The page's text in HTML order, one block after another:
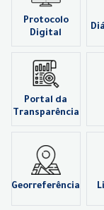
Protocolo
Digital
Portal da
Transparência
Georreferência